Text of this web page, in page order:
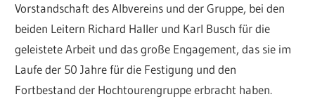
Vorstandschaft des Albvereins und der Gruppe, bei den
beiden Leitern Richard Haller und Karl Busch für die
geleistete Arbeit und das große Engagement, das sie im
Laufe der 50 Jahre für die Festigung und den
Fortbestand der Hochtourengruppe erbracht haben.